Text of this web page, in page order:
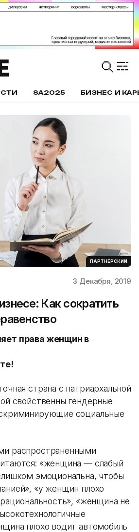
SA2025 БИЗНЕС И
ПАРТНЕРСКИЙ
3 Декабря, 2019
Как сократить
права женщин в
страна с патриархальной
свойственны гендерные
социальные
распространенными
«женщина — слабый
эмоциональна, чтобы
«у женщин плохо
«женщина не
плохо водит автомобиль